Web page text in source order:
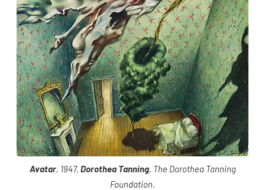
Avatar, 1947, Dorothea Tanning, The Dorothea Tanning
Foundation.